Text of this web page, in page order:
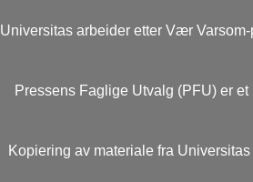
Universitas arbeider etter Vær
Pressens Faglige Utvalg (PFU) er
Kopiering av materiale fra